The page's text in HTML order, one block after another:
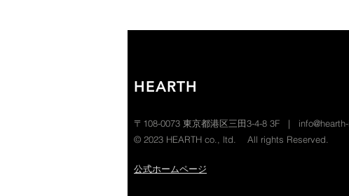
HEARTH
〒108-0073 東京都港区三田3-4-8 3F |
© 2023 HEARTH co., ltd. All rights Reserved.
​​公式ホームページ